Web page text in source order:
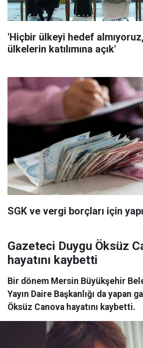
'Hiçbir ülkeyi hedef
ülkelerin katılımına açık'
SGK ve vergi borçları için
Gazeteci Duygu Öksüz
hayatını kaybetti
Bir dönem Mersin Büyükşehir
Yayın Daire Başkanlığı da yapan
Öksüz Canova hayatını kaybetti.